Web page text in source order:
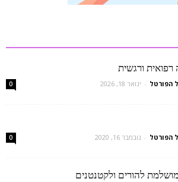
ורגשית
הפורטל - ינואר 18, 2026 0
הפורטל - נובמבר 16, 2020 0
להורים ולקטנטנים